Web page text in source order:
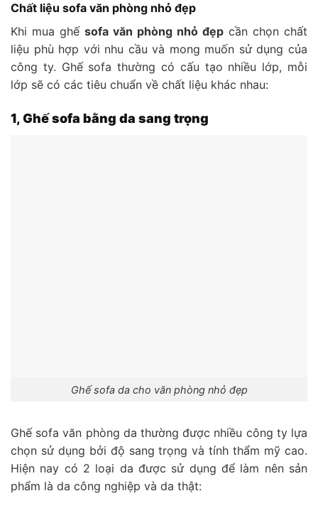
Chất liệu sofa văn phòng nhỏ đẹp
Khi mua ghế sofa văn phòng nhỏ đẹp cần chọn chất
liệu phù hợp với nhu cầu và mong muốn sử dụng của
công ty. Ghế sofa thường có cấu tạo nhiều lớp, mỗi
lớp sẽ có các tiêu chuẩn về chất liệu khác nhau:
1, Ghế sofa bằng da sang trọng
Ghế sofa da cho văn phòng nhỏ đẹp
Ghế sofa văn phòng da thường được nhiều công ty lựa
chọn sử dụng bởi độ sang trọng và tính thẩm mỹ cao.
Hiện nay có 2 loại da được sử dụng để làm nên sản
phẩm là da công nghiệp và da thật: